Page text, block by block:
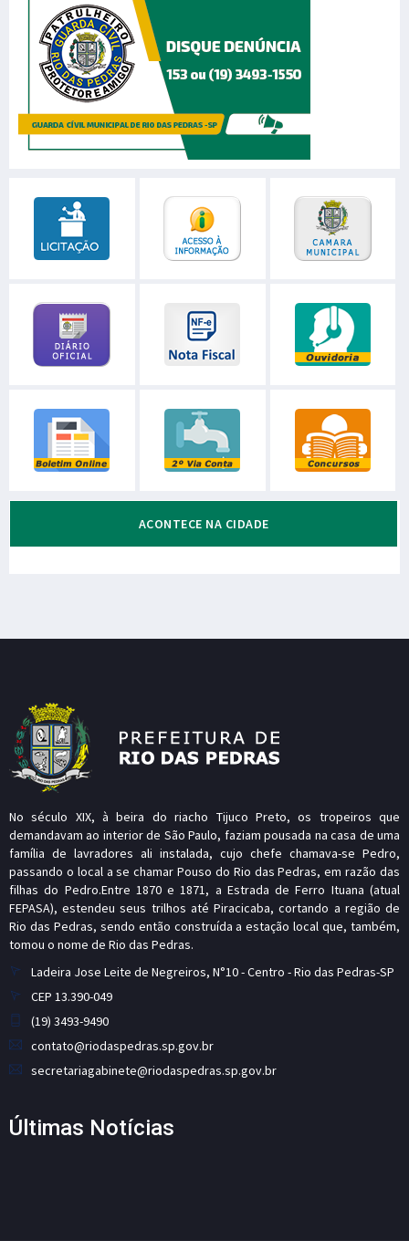
ACONTECE NA CIDADE
No século XIX, à beira do riacho Tijuco Preto, os tropeiros que
demandavam ao interior de São Paulo, faziam pousada na casa de uma
família de lavradores ali instalada, cujo chefe chamava-se Pedro,
passando o local a se chamar Pouso do Rio das Pedras, em razão das
filhas do Pedro.Entre 1870 e 1871, a Estrada de Ferro Ituana (atual
FEPASA), estendeu seus trilhos até Piracicaba, cortando a região de
Rio das Pedras, sendo então construída a estação local que, também,
tomou o nome de Rio das Pedras.
Ladeira Jose Leite de Negreiros, N°10 - Centro - Rio das Pedras-SP
CEP 13.390-049
(19) 3493-9490
contato@riodaspedras.sp.gov.br
secretariagabinete@riodaspedras.sp.gov.br
Últimas Notícias